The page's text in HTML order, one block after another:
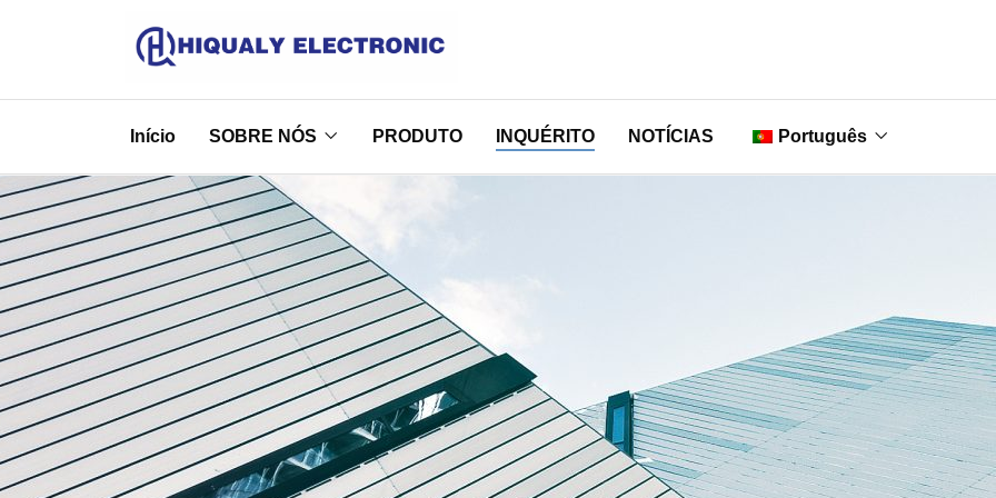
Início SOBRE NÓS PRODUTO INQUÉRITO NOTÍCIAS Português
Français
Deutsch
Italiano
Русский